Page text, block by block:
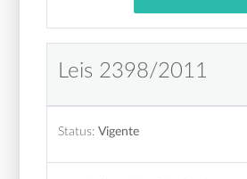
Leis 2398/2011
Status: Vigente